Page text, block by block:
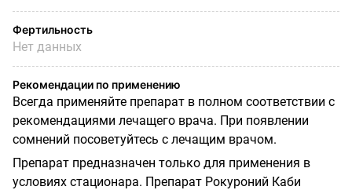
Фертильность
Нет данных
Рекомендации по применению
Всегда применяйте препарат в полном соответствии с
рекомендациями лечащего врача. При появлении
сомнений посоветуйтесь с лечащим врачом.
Препарат предназначен только для применения в
условиях стационара. Препарат Рокуроний Каби